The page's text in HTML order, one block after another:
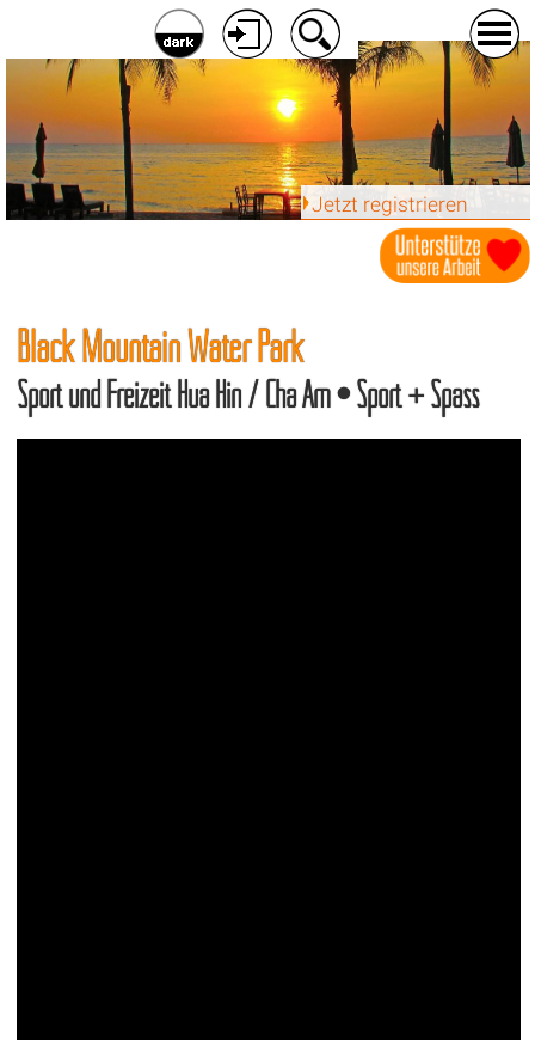
Jetzt registrieren
Black Mountain Water Park
Sport und Freizeit Hua Hin / Cha Am • Sport + Spass